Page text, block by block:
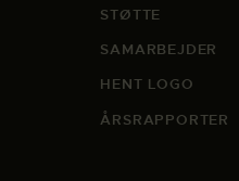
STØTTE
SAMARBEJDER
HENT LOGO
ÅRSRAPPORTER